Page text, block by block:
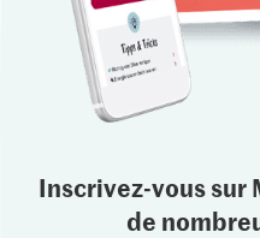
Inscrivez-vous sur
de